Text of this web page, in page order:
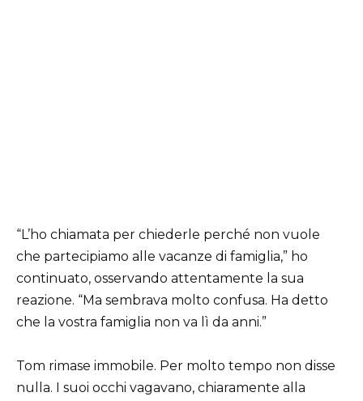
“L’ho chiamata per chiederle perché non vuole
che partecipiamo alle vacanze di famiglia,” ho
continuato, osservando attentamente la sua
reazione. “Ma sembrava molto confusa. Ha detto
che la vostra famiglia non va lì da anni.”
Tom rimase immobile. Per molto tempo non disse
nulla. I suoi occhi vagavano, chiaramente alla